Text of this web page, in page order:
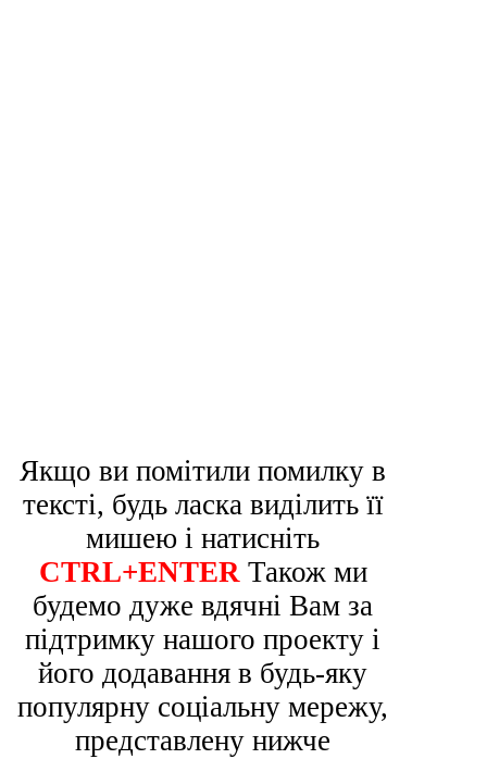
Якщо ви помітили помилку в
тексті, будь ласка виділить її
мишею і натисніть
CTRL+ENTER Також ми
будемо дуже вдячні Вам за
підтримку нашого проекту і
його додавання в будь-яку
популярну соціальну мережу,
представлену нижче